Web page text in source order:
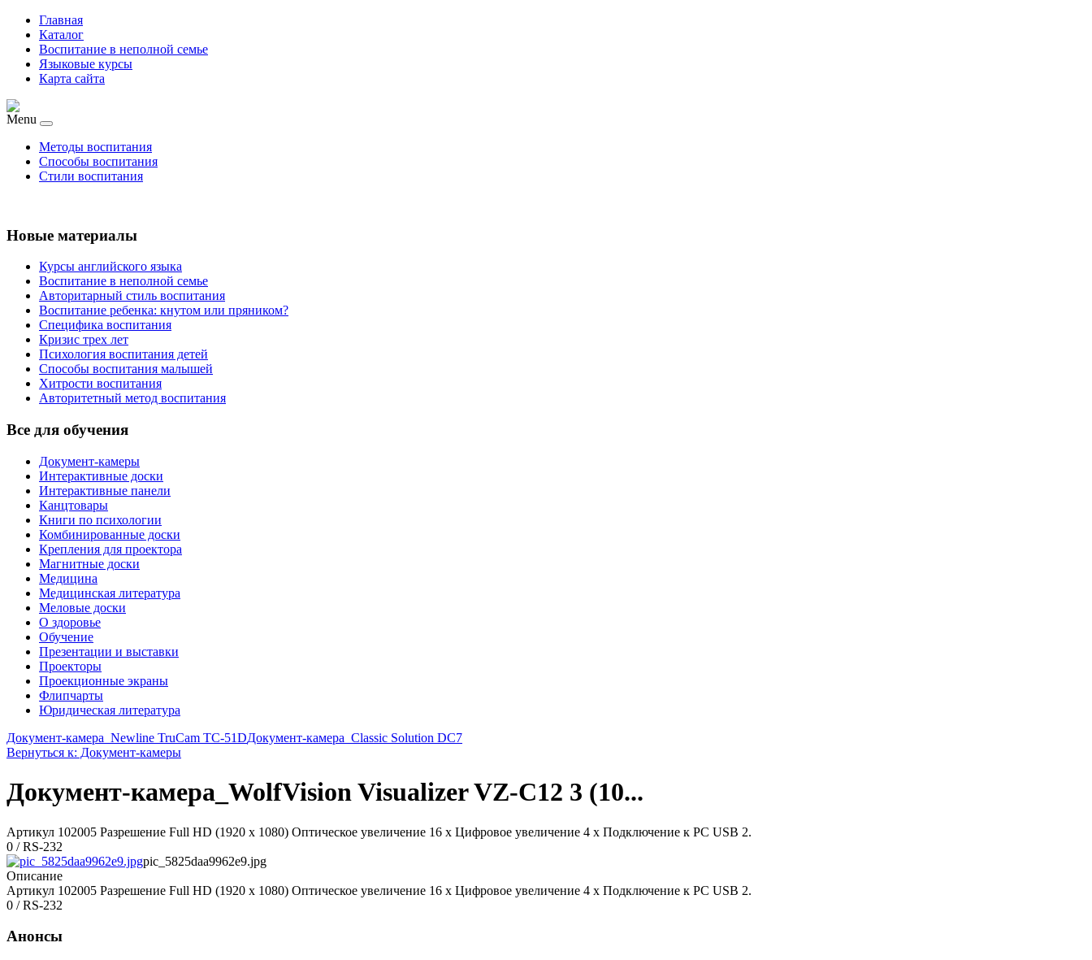
Главная
Каталог
Воспитание в неполной семье
Языковые курсы
Карта сайта
Menu
Методы воспитания
Способы воспитания
Стили воспитания
Новые материалы
Курсы английского языка
Воспитание в неполной семье
Авторитарный стиль воспитания
Воспитание ребенка: кнутом или пряником?
Специфика воспитания
Кризис трех лет
Психология воспитания детей
Способы воспитания малышей
Хитрости воспитания
Авторитетный метод воспитания
Все для обучения
Документ-камеры
Интерактивные доски
Интерактивные панели
Канцтовары
Книги по психологии
Комбинированные доски
Крепления для проектора
Магнитные доски
Медицина
Медицинская литература
Меловые доски
О здоровье
Обучение
Презентации и выставки
Проекторы
Проекционные экраны
Флипчарты
Юридическая литература
Документ-камера_Newline TruCam TC-51DДокумент-камера_Classic Solution DC7
Вернуться к: Документ-камеры
Документ-камера_WolfVision Visualizer VZ-C12 3 (10...
Артикул 102005 Разрешение Full HD (1920 x 1080) Оптическое увеличение 16 x Цифровое увеличение 4 x Подключение к PC USB 2.
0 / RS-232
pic_5825daa9962e9.jpg
Описание
Артикул 102005 Разрешение Full HD (1920 x 1080) Оптическое увеличение 16 x Цифровое увеличение 4 x Подключение к PC USB 2.
0 / RS-232
Анонсы